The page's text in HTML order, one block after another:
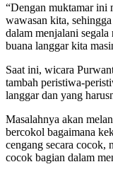
“Dengan muktamar ini
wawasan kita,
dalam menjalani
buana langgar kita
Saat ini, wicara
tambah peristiwa-
langgar dan yang
Masalahnya akan
bercokol bagaimana
cengang secara cocok,
cocok bagian dalam